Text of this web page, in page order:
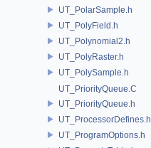
UT_PolarSample.h
UT_PolyField.h
UT_Polynomial2.h
UT_PolyRaster.h
UT_PolySample.h
UT_PriorityQueue.C
UT_PriorityQueue.h
UT_ProcessorDefines.h
UT_ProgramOptions.h